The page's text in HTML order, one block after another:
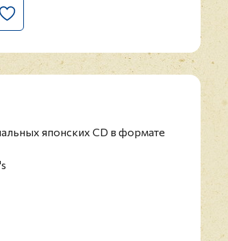
японских CD в формате